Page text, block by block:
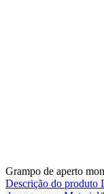
Grampo de aperto
Descrição do produto